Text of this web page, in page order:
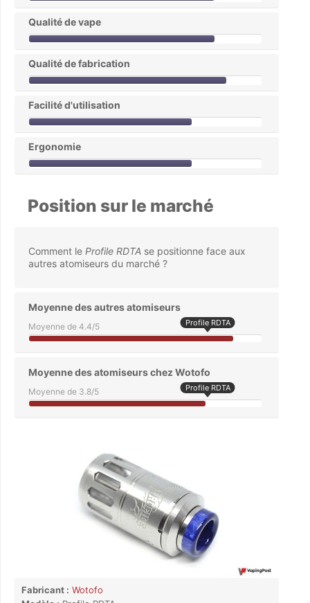
Qualité de vape
Qualité de fabrication
Facilité d'utilisation
Ergonomie
Position sur le marché
Comment le Profile RDTA se positionne face aux
autres atomiseurs du marché ?
Moyenne des autres atomiseurs
Moyenne de 4.4/5 Profile RDTA
Moyenne des atomiseurs chez Wotofo
Moyenne de 3.8/5 Profile RDTA
Fabricant : Wotofo